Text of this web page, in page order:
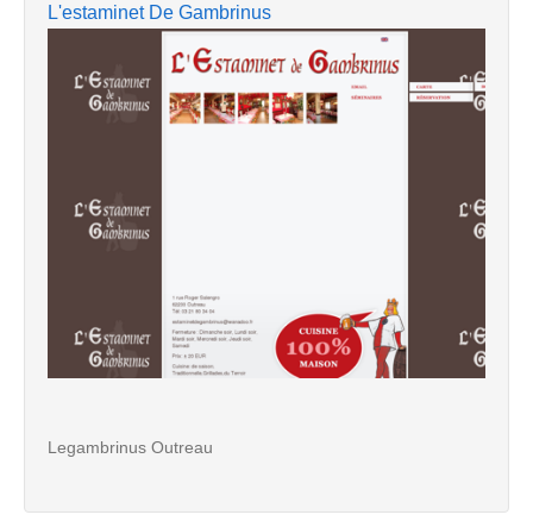
L'estaminet De Gambrinus
Legambrinus Outreau